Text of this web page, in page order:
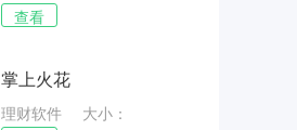
48.56MB
查看
掌上火花
理财软件
大小：